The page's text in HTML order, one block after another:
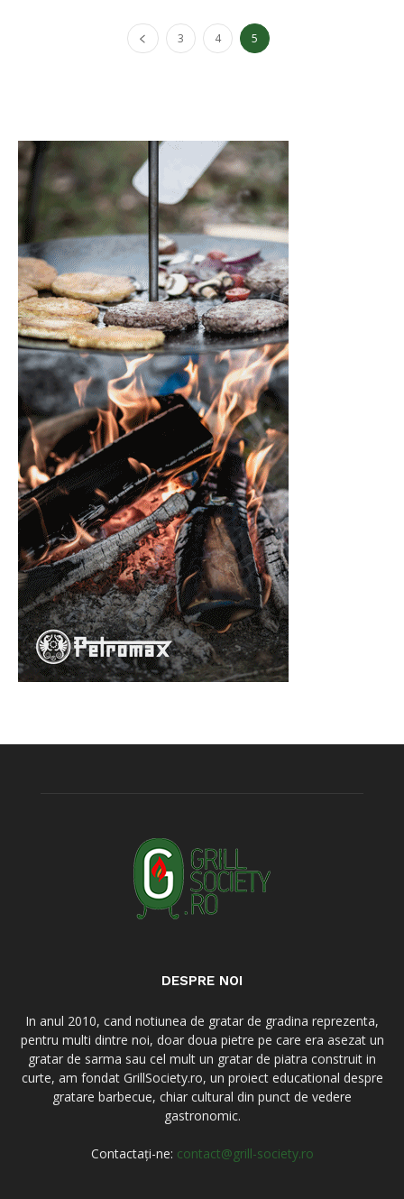
3 4 5
DESPRE NOI
In anul 2010, cand notiunea de gratar de gradina reprezenta,
pentru multi dintre noi, doar doua pietre pe care era asezat un
gratar de sarma sau cel mult un gratar de piatra construit in
curte, am fondat GrillSociety.ro, un proiect educational despre
gratare barbecue, chiar cultural din punct de vedere
gastronomic.
Contactați-ne: contact@grill-society.ro